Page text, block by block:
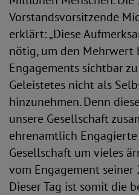
Vorstandsvorsitzende
erklärt: „Diese
nötig, um den Mehrwert
Engagements sichtbar
Geleistetes nicht als
hinzunehmen. Denn
unsere Gesellschaft
ehrenamtlich
Gesellschaft um vieles
vom Engagement
Dieser Tag ist somit die